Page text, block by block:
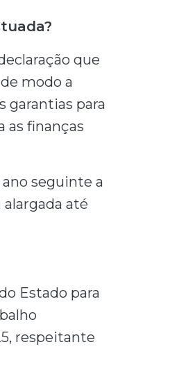
que
modo a
garantias para
as finanças
seguinte a
até
Estado para
respeitante